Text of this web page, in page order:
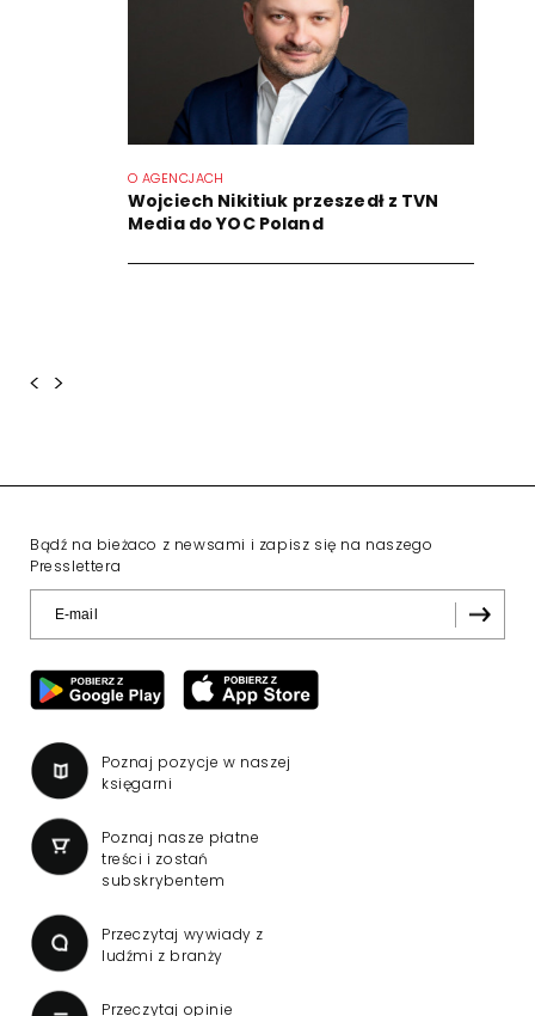
O AGENCJACH
Wojciech Nikitiuk przeszedł z TVN
Media do YOC Poland
< >
Bądź na bieżaco z newsami i zapisz się na naszego
Presslettera
Poznaj pozycje w naszej
księgarni
Poznaj nasze płatne
treści i zostań
subskrybentem
Przeczytaj wywiady z
ludźmi z branży
Przeczytaj opinie